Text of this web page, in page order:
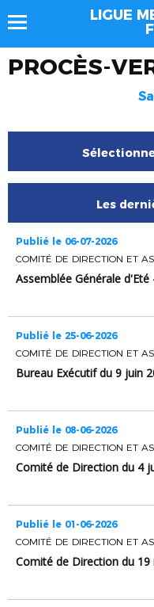
LIGUE
PROCÈS-
Les
Publié le 06-07-2026
COMITÉ DE DIRECTION ET
Assemblée Générale
Publié le 25-06-2026
COMITÉ DE DIRECTION ET
Bureau Exécutif du 9 juin
Publié le 08-06-2026
COMITÉ DE DIRECTION ET
Comité de Direction du 4
Publié le 01-06-2026
COMITÉ DE DIRECTION ET
Comité de Direction du 19